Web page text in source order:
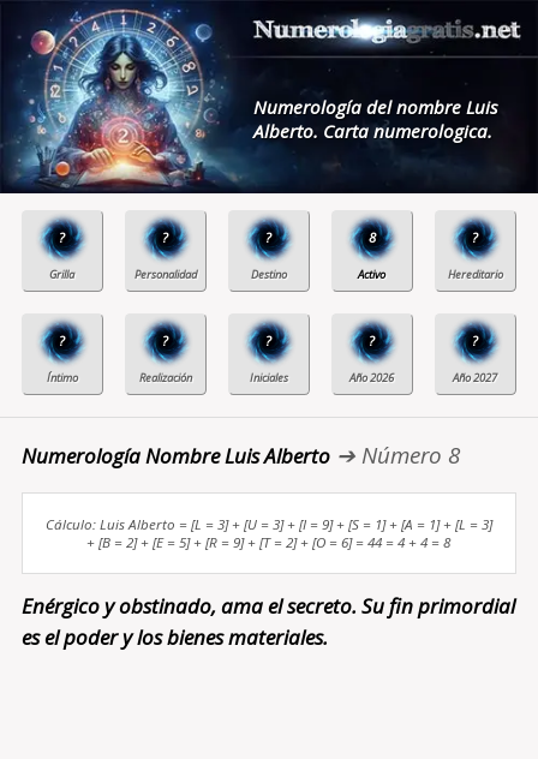
Numerología del nombre Luis
Alberto. Carta numerologica.
? ? ? 8 ?
? ? ? ? ?
Numerología Nombre Luis Alberto➔ Número 8
Cálculo: Luis Alberto = [L = 3] + [U = 3] + [I = 9] + [S = 1] + [A = 1] + [L = 3]
+ [B = 2] + [E = 5] + [R = 9] + [T = 2] + [O = 6] = 44 = 4 + 4 = 8
Enérgico y obstinado, ama el secreto. Su fin primordial
es el poder y los bienes materiales.